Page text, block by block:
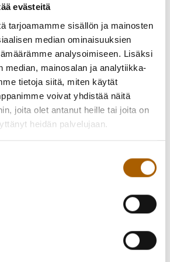
evästeitä
tarjoamamme sisällön ja mainosten
median ominaisuuksien
analysoimiseen. Lisäksi
median, mainosalan ja analytiikka-
tietoja siitä, miten käytät
voivat yhdistää näitä
joita olet antanut heille tai joita on
heidän palvelujaan.
Kivipirtin sisäjoulutorilla on suuri
maksaminen onnistuu pääasiassa
mutta suosittelemme
rahaa mukaan.